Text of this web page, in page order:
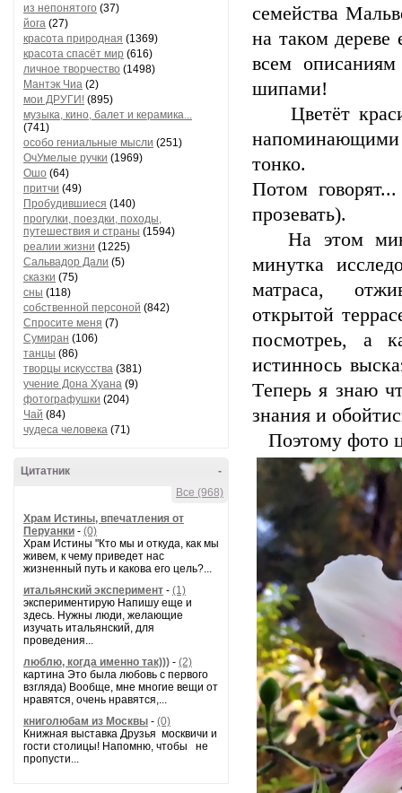
из непонятого (37)
йога (27)
красота природная (1369)
красота спасёт мир (616)
личное творчество (1498)
Мантэк Чиа (2)
мои ДРУГИ! (895)
музыка, кино, балет и керамика...
(741)
особо гениальные мысли (251)
ОчУмелые ручки (1969)
Ошо (64)
притчи (49)
Пробудившиеся (140)
прогулки, поездки, походы,
путешествия и страны (1594)
реалии жизни (1225)
Сальвадор Дали (5)
сказки (75)
сны (118)
собственной персоной (842)
Спросите меня (7)
Сумиран (106)
танцы (86)
творцы искусства (381)
учение Дона Хуана (9)
фотографушки (204)
Чай (84)
чудеса человека (71)
-
Цитатник
Все (968)
Храм Истины, впечатления от
Перуанки - (0)
Храм Истины "Кто мы и откуда, как мы
живем, к чему приведет нас
жизненный путь и какова его цель?...
итальянский эксперимент - (1)
экспериментирую Напишу еще и
здесь. Нужны люди, желающие
изучать итальянский, для
проведения...
люблю, когда именно так))) - (2)
картина Это была любовь с первого
взгляда) Вообще, мне многие вещи от
нравятся, очень нравятся,...
книголюбам из Москвы - (0)
Книжная выставка Друзья москвичи и
гости столицы! Напомню, чтобы не
пропусти...
семейства
на таком дереве
всем
шипами!
Цветёт
напоминающими
тонко.
Потом
прозевать).
На этом
минутка
матраса,
открытой
посмотреь, а
истиннось
Tеперь я знаю
знания и
Поэтому фото